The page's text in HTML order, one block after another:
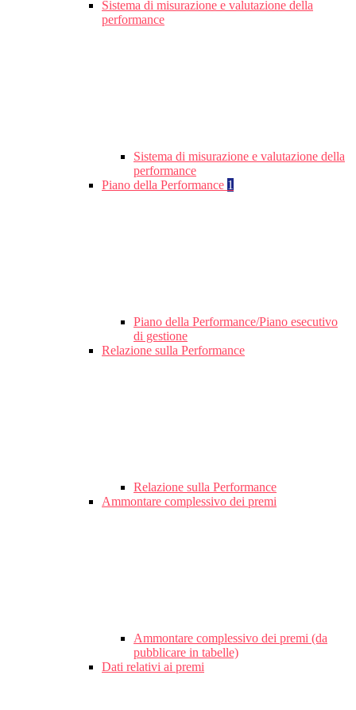
Sistema di misurazione e valutazione della
performance
Sistema di misurazione e valutazione della
performance
Piano della Performance 1
Piano della Performance/Piano esecutivo
di gestione
Relazione sulla Performance
Relazione sulla Performance
Ammontare complessivo dei premi
Ammontare complessivo dei premi (da
pubblicare in tabelle)
Dati relativi ai premi